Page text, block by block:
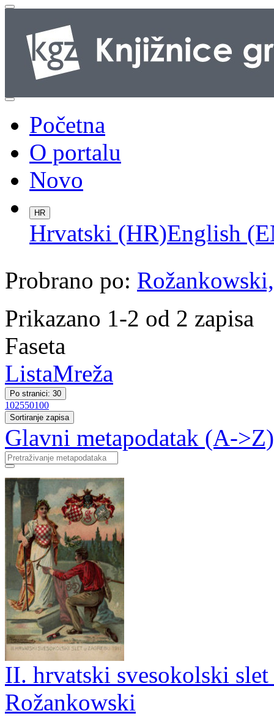
Početna
O portalu
Novo
HR
Hrvatski (HR)English
Probrano po:
Prikazano 1-2 od 2 zapisa
Faseta
ListaMreža
Po stranici: 30
102550100
Sortiranje zapisa
Glavni metapodatak (A->Z)
II. hrvatski svesokolski
Rožankowski